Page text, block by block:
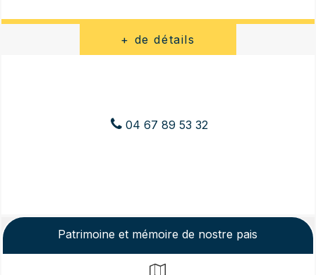
04 67 89 53 32
Patrimoine et mémoire de nostre pais